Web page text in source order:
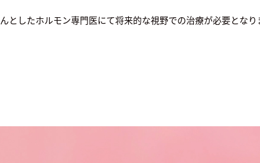
としたホルモン専門医にて将来的な視野での治療が必要となり